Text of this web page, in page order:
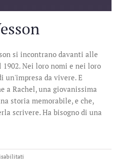
si incontrano davanti alle
1902. Nei loro nomi e nei loro
un'impresa da vivere. E
a Rachel, una giovanissima
storia memorabile, e che,
scrivere. Ha bisogno di una